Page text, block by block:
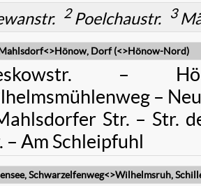
2Poelchaustr. 3
Dorf (<>Hönow-Nord)
–
–
Str. – Str.
– Am Schleipfuhl
Schwarzelfenweg<>Wilhelmsruh,